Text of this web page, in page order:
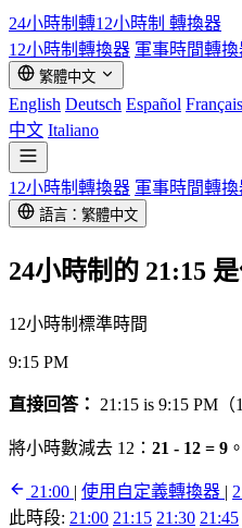
24小時制轉12小時制 轉換器
12小時制轉換器 軍事時間轉換
繁體中文
English Deutsch Español Français
中文 Italiano
12小時制轉換器 軍事時間轉換
語言：繁體中文
24小時制的 21:15
12小時制標準時間
9:15 PM
直接回答： 21:15 is 9:15 PM（
將小時數減去 12： 21 - 12 = 9
21:00 | 使用自定義轉換器 |
此時段: 21:00 21:15 21:30 21:45